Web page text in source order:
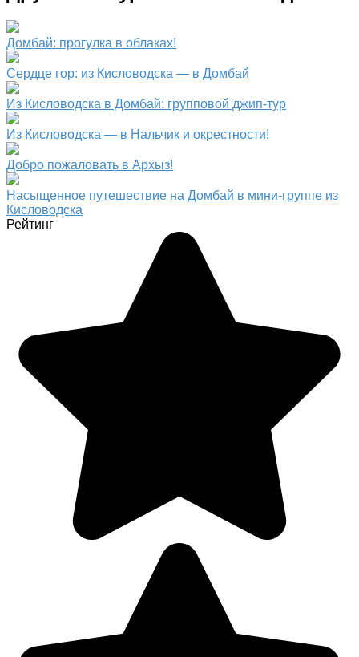
Домбай: прогулка в облаках!
Сердце гор: из Кисловодска — в Домбай
Из Кисловодска в Домбай: групповой джип-тур
Из Кисловодска — в Нальчик и окрестности!
Добро пожаловать в Архыз!
Насыщенное путешествие на Домбай в мини-группе из
Кисловодска
Рейтинг